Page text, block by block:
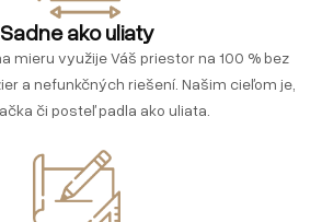
Sadne ako uliaty
mieru využije Váš priestor na 100 % bez
a nefunkčných riešení. Našim cieľom je,
či posteľ padla ako uliata.